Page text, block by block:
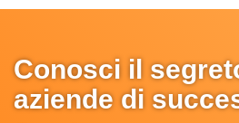
Conosci il
aziende di